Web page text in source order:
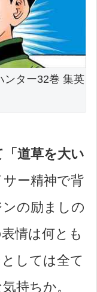
ンター32巻 集英
道草を大い
ー精神で背
の励ましの
情は何とも
しては全て
持ちか。